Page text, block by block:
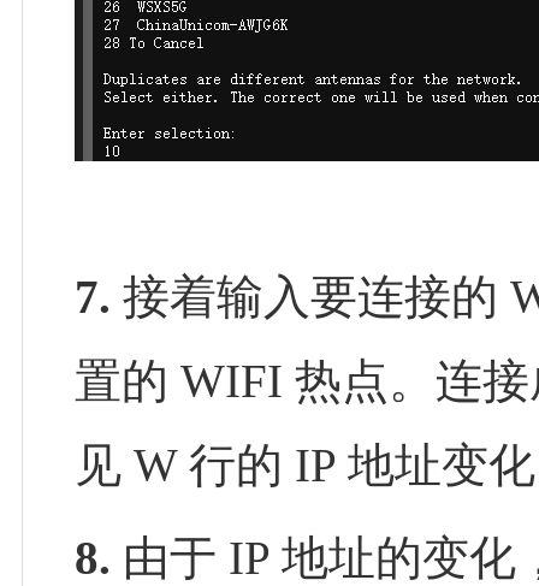
7. 接着输入要连接的
置的 WIFI 热点。连
见 W 行的 IP 地址变
8. 由于 IP 地址的变化